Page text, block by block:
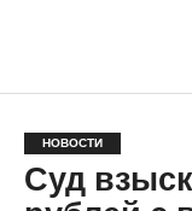
НОВОСТИ
Суд